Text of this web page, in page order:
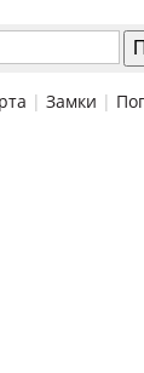
| Замки |